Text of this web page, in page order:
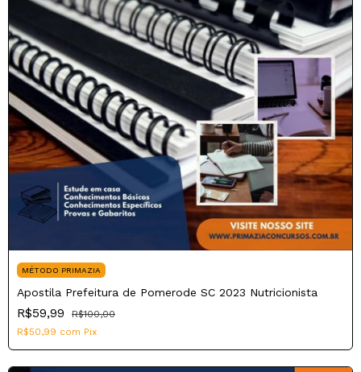
MÉTODO PRIMAZIA
Apostila Prefeitura de Pomerode SC 2023 Nutricionista
R$59,99
R$100,00
R$50,99 com Pix